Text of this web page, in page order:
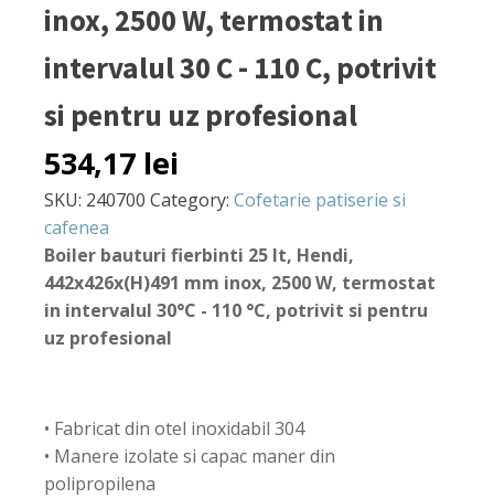
inox, 2500 W, termostat in
intervalul 30 C - 110 C, potrivit
si pentru uz profesional
534,17 lei
SKU: 240700 Category: Cofetarie patiserie si
cafenea
Boiler bauturi fierbinti 25 lt, Hendi,
442x426x(H)491 mm inox, 2500 W, termostat
in intervalul 30°C - 110 °C, potrivit si pentru
uz profesional
• Fabricat din otel inoxidabil 304
• Manere izolate si capac maner din
polipropilena